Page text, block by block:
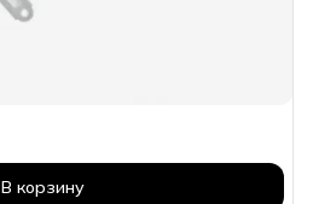
В корзину